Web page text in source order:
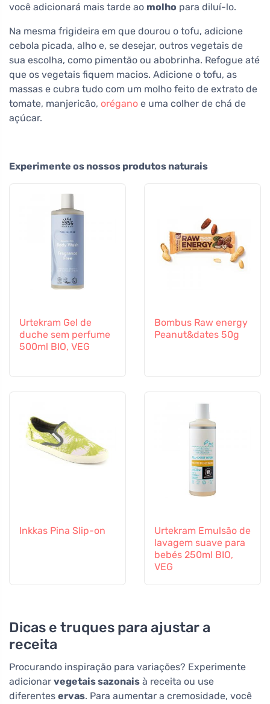
você adicionará mais tarde ao molho para diluí-lo.
Na mesma frigideira em que dourou o tofu, adicione
cebola picada, alho e, se desejar, outros vegetais de
sua escolha, como pimentão ou abobrinha. Refogue até
que os vegetais fiquem macios. Adicione o tofu, as
massas e cubra tudo com um molho feito de extrato de
tomate, manjericão, orégano e uma colher de chá de
açúcar.
Experimente os nossos produtos naturais
Urtekram Gel de
duche sem perfume
500ml BIO, VEG
Bombus Raw energy
Peanut&dates 50g
Inkkas Pina Slip-on
Urtekram Emulsão de
lavagem suave para
bebés 250ml BIO,
VEG
Dicas e truques para ajustar a
receita
Procurando inspiração para variações? Experimente
adicionar vegetais sazonais à receita ou use
diferentes ervas. Para aumentar a cremosidade, você